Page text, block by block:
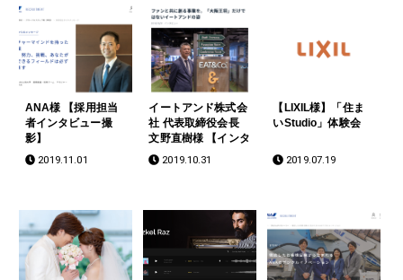
ANA様 【採用担当
者インタビュー撮
影】
2019.11.01
イートアンド株式会
社 代表取締役会長
文野直樹様 【インタ
ビュー撮影】
2019.10.31
【LIXIL様】「住ま
いStudio」体験会
2019.07.19